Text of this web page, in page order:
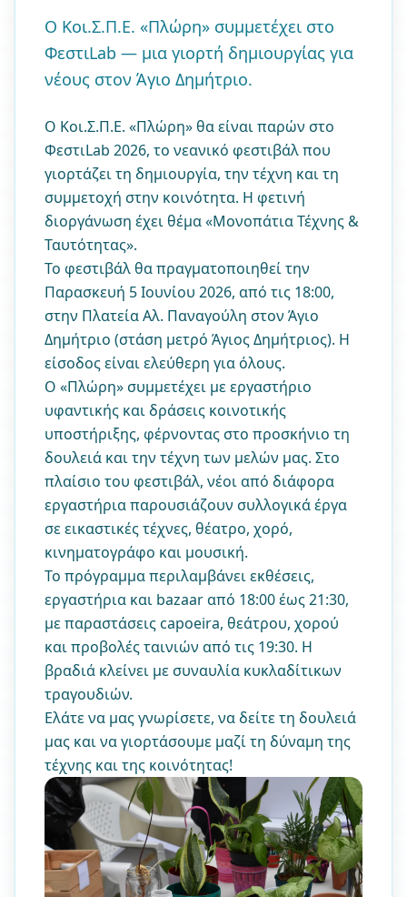
Ο Κοι.Σ.Π.Ε. «Πλώρη» συμμετέχει στο
ΦεστιLab — μια γιορτή δημιουργίας για
νέους στον Άγιο Δημήτριο.
Ο Κοι.Σ.Π.Ε. «Πλώρη» θα είναι παρών στο
ΦεστιLab 2026, το νεανικό φεστιβάλ που
γιορτάζει τη δημιουργία, την τέχνη και τη
συμμετοχή στην κοινότητα. Η φετινή
διοργάνωση έχει θέμα «Μονοπάτια Τέχνης &
Ταυτότητας».
Το φεστιβάλ θα πραγματοποιηθεί την
Παρασκευή 5 Ιουνίου 2026, από τις 18:00,
στην Πλατεία Αλ. Παναγούλη στον Άγιο
Δημήτριο (στάση μετρό Άγιος Δημήτριος). Η
είσοδος είναι ελεύθερη για όλους.
Ο «Πλώρη» συμμετέχει με εργαστήριο
υφαντικής και δράσεις κοινοτικής
υποστήριξης, φέρνοντας στο προσκήνιο τη
δουλειά και την τέχνη των μελών μας. Στο
πλαίσιο του φεστιβάλ, νέοι από διάφορα
εργαστήρια παρουσιάζουν συλλογικά έργα
σε εικαστικές τέχνες, θέατρο, χορό,
κινηματογράφο και μουσική.
Το πρόγραμμα περιλαμβάνει εκθέσεις,
εργαστήρια και bazaar από 18:00 έως 21:30,
με παραστάσεις capoeira, θεάτρου, χορού
και προβολές ταινιών από τις 19:30. Η
βραδιά κλείνει με συναυλία κυκλαδίτικων
τραγουδιών.
Ελάτε να μας γνωρίσετε, να δείτε τη δουλειά
μας και να γιορτάσουμε μαζί τη δύναμη της
τέχνης και της κοινότητας!